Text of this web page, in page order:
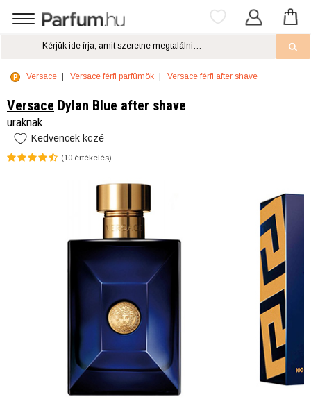
Versace Versace férfi parfümök Versace férfi after shave
Versace Dylan Blue after shave
uraknak
Kedvencek közé
(10 értékelés)